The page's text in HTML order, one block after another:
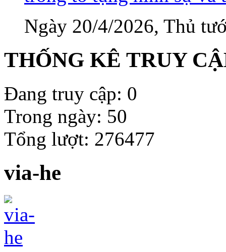
Ngày 20/4/2026, Thủ
THỐNG KÊ TRUY
Đang truy cập: 0
Trong ngày: 50
Tổng lượt: 276477
via-he